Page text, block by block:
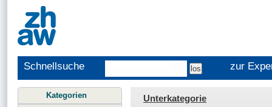
Schnellsuche zur
Unterkategorie
Kategorien